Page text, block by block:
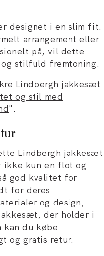
designet i en slim fit.
arrangement eller
på, vil dette
stilfuld fremtoning.
Lindbergh jakkesæt
og stil med
".
Lindbergh jakkesæt
kun en flot og
god kvalitet for
for deres
og design,
der holder i
kan du købe
og gratis retur.